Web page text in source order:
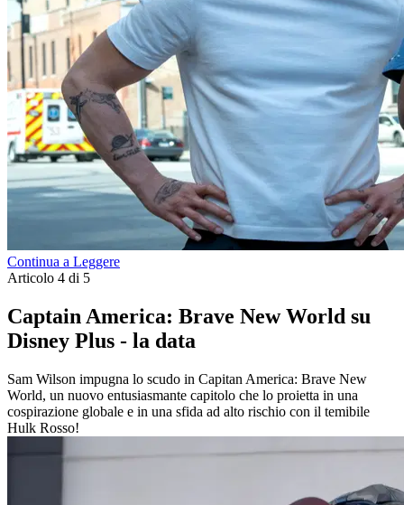
Continua a Leggere
Articolo 4 di 5
Captain America: Brave New World su
Disney Plus - la data
Sam Wilson impugna lo scudo in Capitan America: Brave New
World, un nuovo entusiasmante capitolo che lo proietta in una
cospirazione globale e in una sfida ad alto rischio con il temibile
Hulk Rosso!